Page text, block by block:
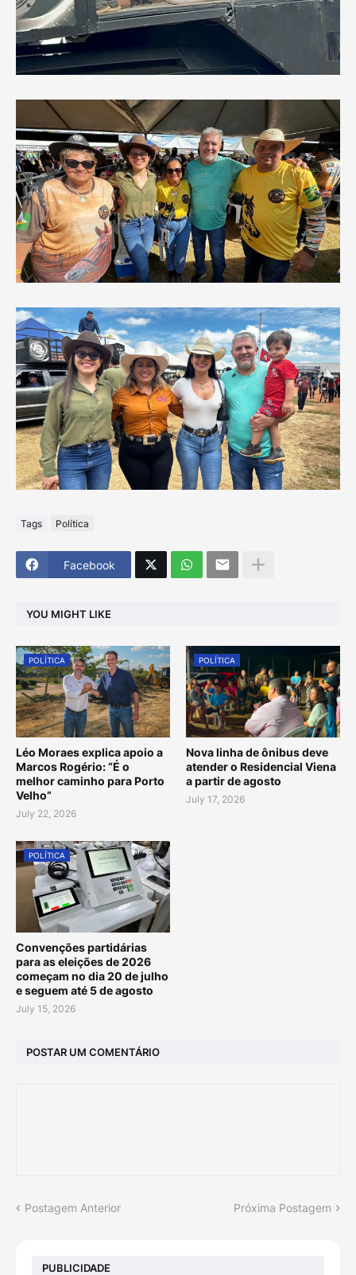
Tags Política
Facebook
YOU MIGHT LIKE
POLÍTICA
Léo Moraes explica apoio a
Marcos Rogério: “É o
melhor caminho para Porto
Velho”
July 22, 2026
POLÍTICA
Nova linha de ônibus deve
atender o Residencial Viena
a partir de agosto
July 17, 2026
POLÍTICA
Convenções partidárias
para as eleições de 2026
começam no dia 20 de julho
e seguem até 5 de agosto
July 15, 2026
POSTAR UM COMENTÁRIO
Postagem Anterior Próxima Postagem
PUBLICIDADE